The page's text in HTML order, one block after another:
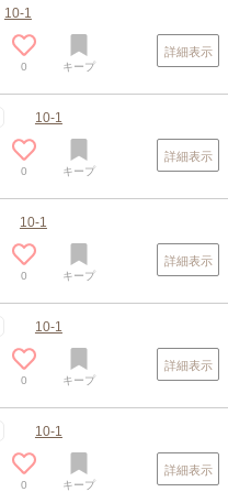
10-1
0 キープ
詳細表示
10-1
0 キープ
詳細表示
10-1
0 キープ
詳細表示
10-1
0 キープ
詳細表示
10-1
0 キープ
詳細表示